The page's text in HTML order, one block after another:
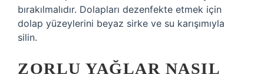
bırakılmalıdır. Dolapları dezenfekte etmek için
dolap yüzeylerini beyaz sirke ve su karışımıyla
silin.
ZORLU YAĞLAR NASIL